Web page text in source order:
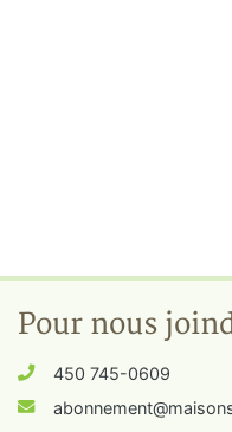
Pour nous
450 745-0609